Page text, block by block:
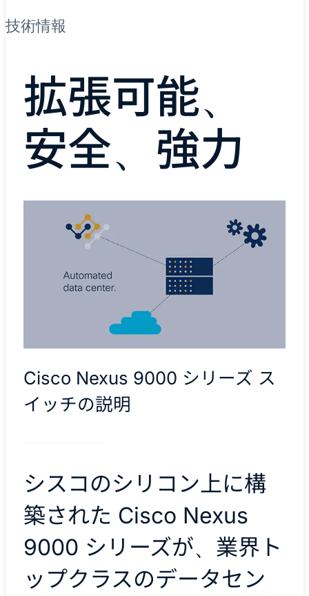
技術情報
拡張可能、
安全、強力
Cisco Nexus 9000 シリーズ ス
イッチの説明
シスコのシリコン上に構
築された Cisco Nexus
9000 シリーズが、業界ト
ップクラスのデータセン